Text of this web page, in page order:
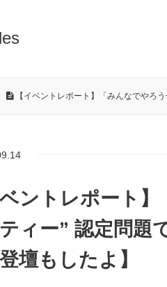
【イベントレポート】「みんなでやろ
ベントレポート
ィー” 認定問題
壇もしたよ】